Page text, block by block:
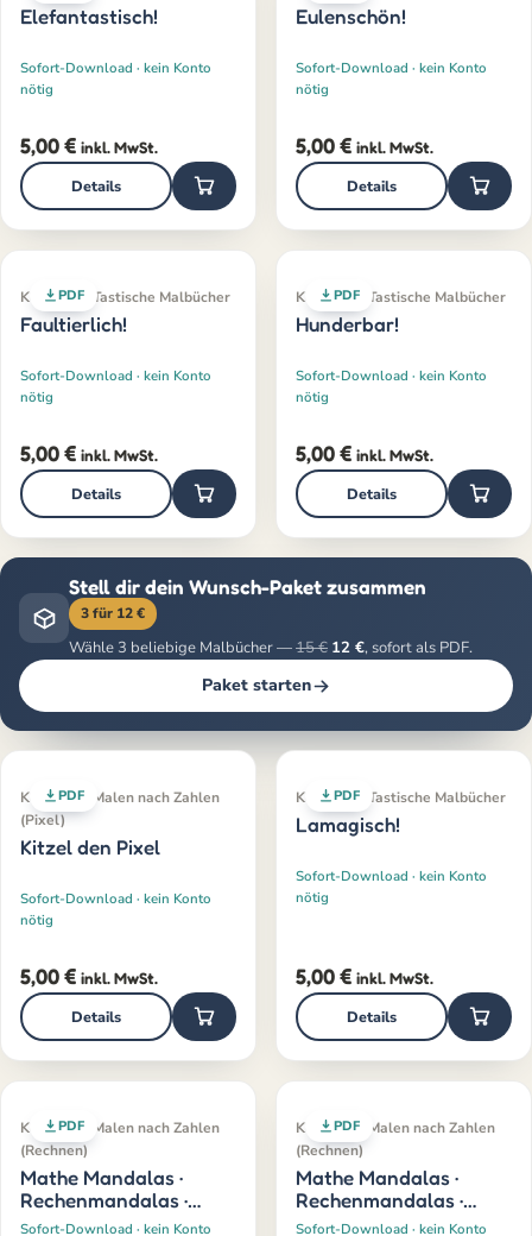
Elefantastisch!
Sofort-Download · kein Konto
nötig
5,00€ inkl. MwSt.
Details
Eulenschön!
Sofort-Download · kein Konto
nötig
5,00€ inkl. MwSt.
Details
PDF
Klassiker · Tastische Malbücher
Faultierlich!
Sofort-Download · kein Konto
nötig
5,00€ inkl. MwSt.
Details
PDF
Klassiker · Tastische Malbücher
Hunderbar!
Sofort-Download · kein Konto
nötig
5,00€ inkl. MwSt.
Details
Stell dir dein Wunsch-Paket zusammen
3 für 12 €
Wähle 3 beliebige Malbücher —15 € 12 €, sofort als PDF.
Paket starten
PDF
Klassiker · Malen nach Zahlen
(Pixel)
Kitzel den Pixel
Sofort-Download · kein Konto
nötig
5,00€ inkl. MwSt.
Details
PDF
Klassiker · Tastische Malbücher
Lamagisch!
Sofort-Download · kein Konto
nötig
5,00€ inkl. MwSt.
Details
PDF
Klassiker · Malen nach Zahlen
(Rechnen)
Mathe Mandalas ·
Rechenmandalas ·
Einmaleins
Sofort-Download · kein Konto
PDF
Klassiker · Malen nach Zahlen
(Rechnen)
Mathe Mandalas ·
Rechenmandalas ·
Teilen
Sofort-Download · kein Konto